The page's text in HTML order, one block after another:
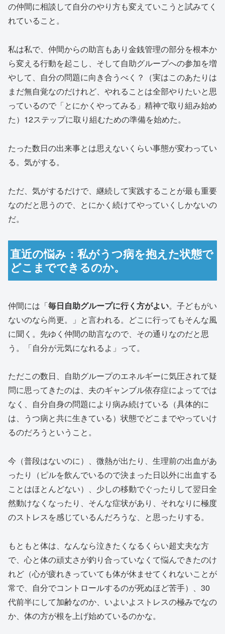
の仲間に相談して自分のやり方も変えていこうと試みてく
れていること。
私は私で、仲間からの助言もあり金銭管理の部分を根本か
ら変える行動を起こし、そして自助グループへの参加を増
やして、自分の問題に向き合うべく？（実はこのあたりは
まだ無自覚なのだけれど、やれることは全部やりたいと思
っているので「とにかくやってみる」精神で取り組み始め
た）12ステップに取り組むための準備を始めた。
たった数日の出来事とは思えないくらい事態が変わってい
る。気がする。
ただ、気がするだけで、継続して実践することが最も重要
なのだと思うので、とにかく続けてやっていくしかないの
だ。
直近の悩み：私がうつ病を抱えた状態で
どこまでできるのか。
仲間には「毎日自助グループに行く方がよい。子どもがい
ないのなら尚更。」と言われる。どこに行ってもそんな風
に聞く。先ゆく仲間の助言なので、その通りなのだと思
う。「自分が元気になれるよ」って。
ただこの数日、自助グループのエネルギーに気圧されて疑
問に思ってきたのは、夫のギャンブル依存症によってでは
なく、自分自身の問題により病み続けている（具体的に
は、うつ病と共に生きている）状態でどこまでやっていけ
るのだろうということ。
今（普段はないのに）、微熱が出たり、生理前の出血があ
ったり（ピルを飲んでいるので決まった日以外に出血する
ことはほとんどない）、少しの移動でぐったりして翌日全
然動けなくなったり、そんな症状があり、それなりに極度
のストレスを感じているんだろうな、と思ったりする。
もともと体は、なんなら泣きたくなるくらい超丈夫な方
で、心と体の頑丈さが釣り合っていなくて悩んできたのけ
れど（心が疲れきっていても体が休ませてくれないことが
常で、自分でコントロールするのが死ぬほど苦手）、30
代前半にして加齢なのか、いよいよストレスの極みでなの
か、体の方が根を上げ始めているのかな。